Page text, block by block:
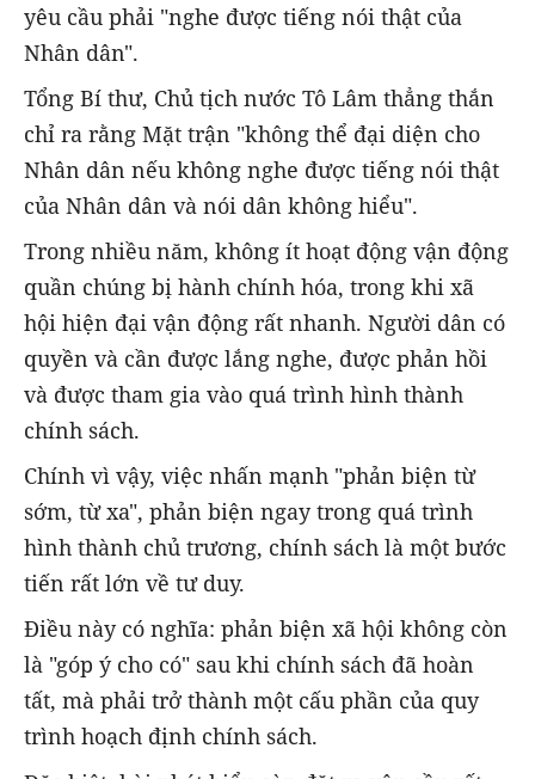
yêu cầu phải "nghe được tiếng nói thật của
Nhân dân".
Tổng Bí thư, Chủ tịch nước Tô Lâm thẳng thắn
chỉ ra rằng Mặt trận "không thể đại diện cho
Nhân dân nếu không nghe được tiếng nói thật
của Nhân dân và nói dân không hiểu".
Trong nhiều năm, không ít hoạt động vận động
quần chúng bị hành chính hóa, trong khi xã
hội hiện đại vận động rất nhanh. Người dân có
quyền và cần được lắng nghe, được phản hồi
và được tham gia vào quá trình hình thành
chính sách.
Chính vì vậy, việc nhấn mạnh "phản biện từ
sớm, từ xa", phản biện ngay trong quá trình
hình thành chủ trương, chính sách là một bước
tiến rất lớn về tư duy.
Điều này có nghĩa: phản biện xã hội không còn
là "góp ý cho có" sau khi chính sách đã hoàn
tất, mà phải trở thành một cấu phần của quy
trình hoạch định chính sách.